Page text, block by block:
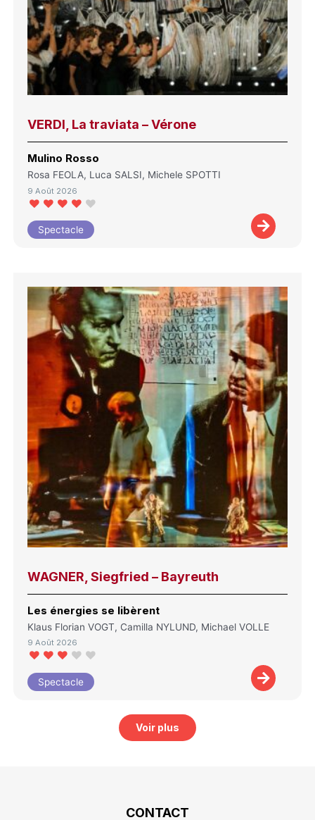
VERDI, La traviata – Vérone
Mulino Rosso
Rosa FEOLA, Luca SALSI, Michele SPOTTI
9 Août 2026
Spectacle
WAGNER, Siegfried – Bayreuth
Les énergies se libèrent
Klaus Florian VOGT, Camilla NYLUND, Michael VOLLE
9 Août 2026
Spectacle
Voir plus
CONTACT